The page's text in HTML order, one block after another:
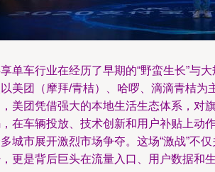
单车行业在经历了早期的“野蛮生长”与
美团（摩拜/青桔）、哈啰、滴滴青桔为
美团凭借强大的本地生活生态体系，对
在车辆投放、技术创新和用户补贴上动
城市展开激烈市场争夺。这场“激战”不
更是背后巨头在流量入口、用户数据和